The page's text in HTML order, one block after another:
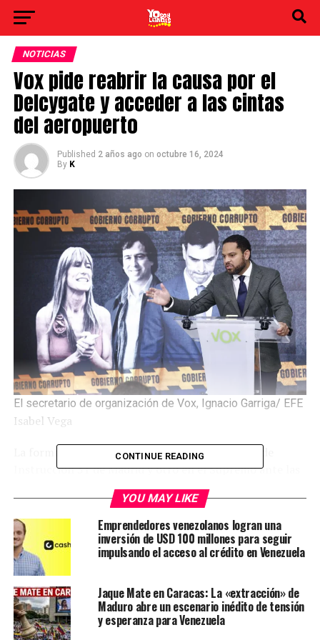
NOTICIAS
Vox pide reabrir la causa por el
Delcygate y acceder a las cintas
del aeropuerto
Published 2 años ago on octubre 16, 2024
By K
El secretario de organización de Vox, Ignacio Garriga/ EFE
Isabel Vega
La formación presenta un escrito en el Juzgado de
Instrucción 31 de Madrid y otro en el Supremo ante las
revelaciones de la UCO
Vox ha presentado este lunes un escrito que pide en el
Juzgado de Instrucción número 31 de Madrid la
reapertura de la causa por el paso de la vicepresidenta
de Venezuela Delcy Rodríguez por el aeropuerto de
Madrid Barajas en la noche del 20 de enero de 2020
teniendo vetado el acceso a territorio comunitario por
las sanciones de la UE al régimen de Nicolás Maduro,
CONTINUE READING
YOU MAY LIKE
Emprendedores venezolanos logran una
inversión de USD 100 millones para seguir
impulsando el acceso al crédito en Venezuela
Jaque Mate en Caracas: La «extracción» de
Maduro abre un escenario inédito de tensión
y esperanza para Venezuela